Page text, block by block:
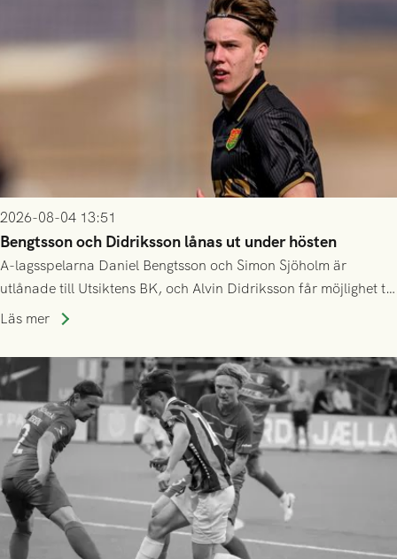
2026-08-04 13:51
Bengtsson och Didriksson lånas ut under hösten
A-lagsspelarna Daniel Bengtsson och Simon Sjöholm är
utlånade till Utsiktens BK, och Alvin Didriksson får möjlighet till
speltid i Hestrafors genom föreningssamarbete.
Läs mer